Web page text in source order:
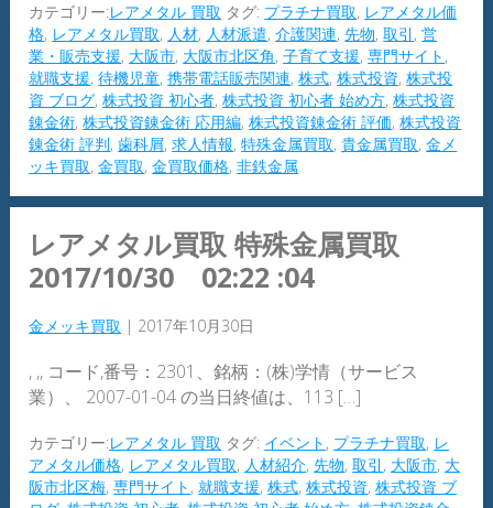
カテゴリー:レアメタル 買取 タグ: プラチナ買取, レアメタル価
格, レアメタル買取, 人材, 人材派遣,介護関連,先物,取引 ,営
業・販売支援, 大阪市, 大阪市北区角,子育て支援,専門サイト ,
就職支援,待機児童,携帯電話販売関連,株式,株式投資,株式投
資 ブログ,株式投資 初心者,株式投資 初心者 始め方,株式投資
錬金術,株式投資錬金術 応用編,株式投資錬金術 評価,株式投資
錬金術 評判,歯科屑,求人情報,特殊金属買取,貴金属買取,金メ
ッキ買取,金買取,金買取価格,非鉄金属
レアメタル買取 特殊金属買取
2017/10/30 02:22 :04
金メッキ買取 | 2017年10月30日
, ,, コード,番号：2301、銘柄：(株)学情（サービス
業）、 2007-01-04 の当日終値は、113 […]
カテゴリー:レアメタル 買取 タグ: イベント , プラチナ買取, レ
アメタル価格, レアメタル買取, 人材紹介,先物,取引 , 大阪市, 大
阪市北区梅,専門サイト ,就職支援,株式,株式投資,株式投資 ブ